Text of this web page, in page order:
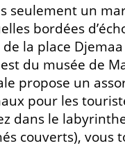
seulement un
bordées
la place Djemaa
du musée de
propose un
pour les
dans le
couverts), vous